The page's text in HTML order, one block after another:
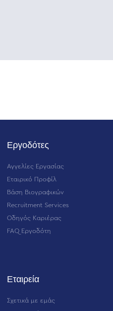
Εργοδότες
Αγγελίες Εργασίας
Εταιρικό Προφίλ
Βάση Βιογραφικών
Recruitment Services
Οδηγός Καριέρας
FAQ Εργοδότη
Εταιρεία
Σχετικά με εμάς